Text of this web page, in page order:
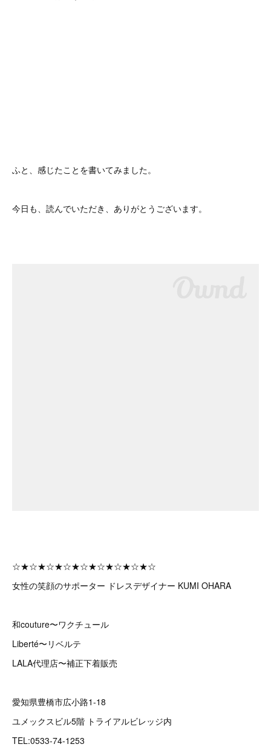
ふと、感じたことを書いてみました。
今日も、読んでいただき、ありがとうございます。
☆★☆★☆★☆★☆★☆★☆★☆★☆
女性の笑顔のサポーター ドレスデザイナー KUMI OHARA
和couture〜ワクチュール
Liberté〜リベルテ
LALA代理店〜補正下着販売
愛知県豊橋市広小路1-18
ユメックスビル5階 トライアルビレッジ内
TEL:0533-74-1253